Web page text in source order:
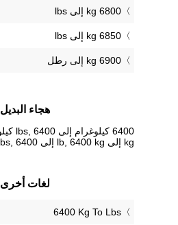
6800 kg إلى lbs
6850 kg إلى lbs
6900 kg إلى رطل
هجاء البديل
kg إلى lb, 6400 kg إلى lbs, 6400 كيلوغرام إلى رطل
لغات أخرى
‎6400 Kg To Lbs